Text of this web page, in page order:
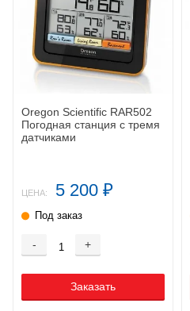
Oregon Scientific RAR502
Погодная станция с тремя
датчиками
ЦЕНА: 5 200 ₽
Под заказ
- +
Заказать